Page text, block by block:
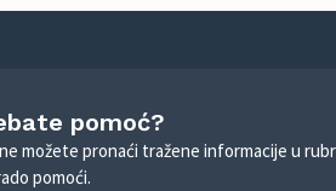
pomoć?
možete pronaći tražene informacije u
pomoći.